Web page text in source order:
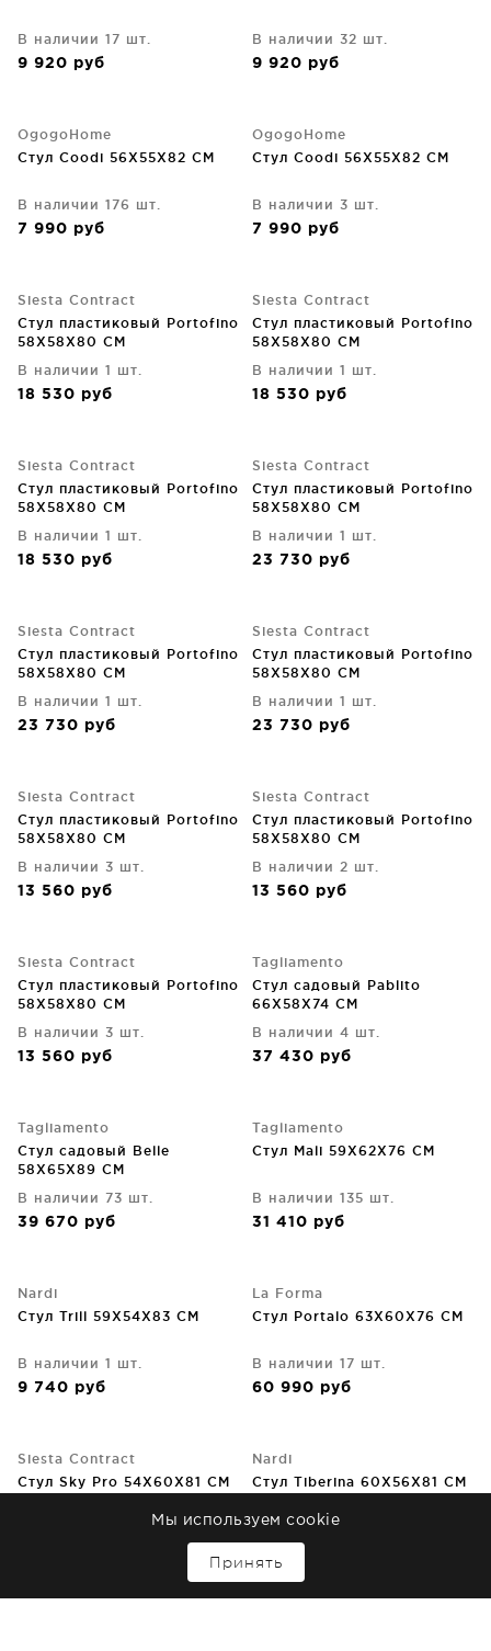
В наличии 17 шт.
9 920 руб
В наличии 32 шт.
9 920 руб
OgogoHome
Стул Coodi 56X55X82 CM
В наличии 176 шт.
7 990 руб
OgogoHome
Стул Coodi 56X55X82 CM
В наличии 3 шт.
7 990 руб
Siesta Contract
Стул пластиковый Portofino
58X58X80 CM
В наличии 1 шт.
18 530 руб
Siesta Contract
Стул пластиковый Portofino
58X58X80 CM
В наличии 1 шт.
18 530 руб
Siesta Contract
Стул пластиковый Portofino
58X58X80 CM
В наличии 1 шт.
18 530 руб
Siesta Contract
Стул пластиковый Portofino
58X58X80 CM
В наличии 1 шт.
23 730 руб
Siesta Contract
Стул пластиковый Portofino
58X58X80 CM
В наличии 1 шт.
23 730 руб
Siesta Contract
Стул пластиковый Portofino
58X58X80 CM
В наличии 1 шт.
23 730 руб
Siesta Contract
Стул пластиковый Portofino
58X58X80 CM
В наличии 3 шт.
13 560 руб
Siesta Contract
Стул пластиковый Portofino
58X58X80 CM
В наличии 2 шт.
13 560 руб
Siesta Contract
Стул пластиковый Portofino
58X58X80 CM
В наличии 3 шт.
13 560 руб
Tagliamento
Стул садовый Pablito
66X58X74 CM
В наличии 4 шт.
37 430 руб
Tagliamento
Стул садовый Belle
58X65X89 CM
В наличии 73 шт.
39 670 руб
Tagliamento
Стул Mali 59X62X76 CM
В наличии 135 шт.
31 410 руб
Nardi
Стул Trill 59X54X83 CM
В наличии 1 шт.
9 740 руб
La Forma
Стул Portalo 63X60X76 CM
В наличии 17 шт.
60 990 руб
Siesta Contract
Стул Sky Pro 54X60X81 CM
В наличии 20 шт.
Nardi
Стул Tiberina 60X56X81 CM
В наличии 13 шт.
Мы используем cookie
Принять